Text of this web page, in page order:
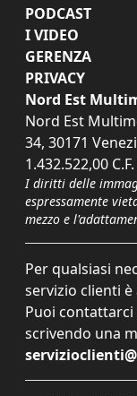
PODCAST
I VIDEO
GERENZA
PRIVACY
Nord Est
Nord Est
34, 30171
1.432.522,00
I diritti delle
espressamente
mezzo e
Per qualsiasi
servizio clienti
Puoi
scrivendo una